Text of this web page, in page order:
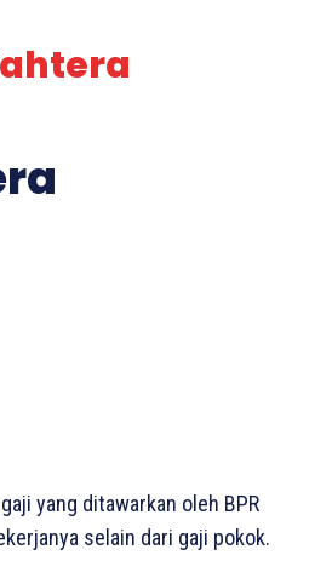
yang ditawarkan oleh BPR
selain dari gaji pokok.